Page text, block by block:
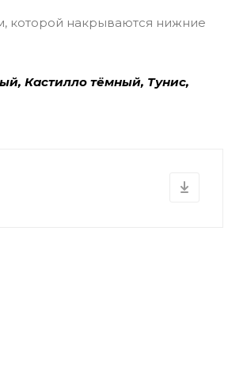
которой накрываются нижние
Кастилло тёмный, Тунис,